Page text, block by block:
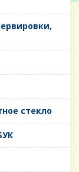
стекло